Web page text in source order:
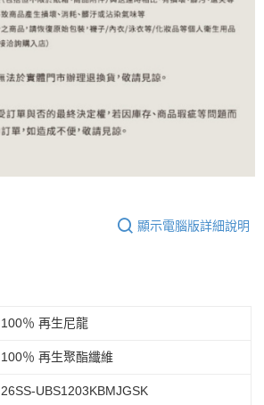
顯示電腦版詳細說明
100％ 再生尼龍
100％ 再生聚酯纖維
26SS-UBS1203KBMJGSK